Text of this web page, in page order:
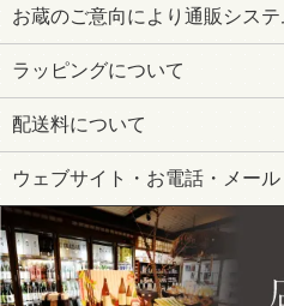
お蔵のご意向により通販シス
ラッピングについて
配送料について
ウェブサイト・お電話・メー